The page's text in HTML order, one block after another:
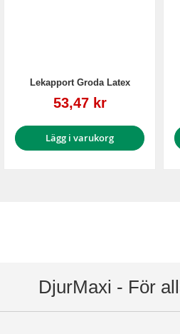
Lekapport Groda Latex
Reapris
53,47 kr
Lägg i varukorg
DjurMaxi - För